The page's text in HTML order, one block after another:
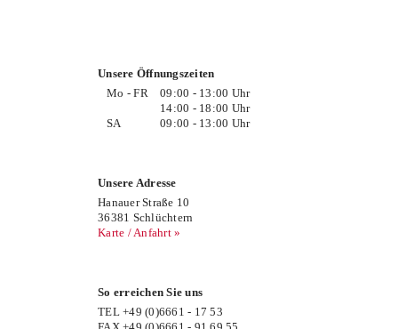
Unsere Öffnungszeiten
Mo - FR
09:00 - 13:00 Uhr
14:00 - 18:00 Uhr
SA
09:00 - 13:00 Uhr
Unsere Adresse
Hanauer Straße 10
36381 Schlüchtern
Karte / Anfahrt »
So erreichen Sie uns
TEL +49 (0)6661 - 17 53